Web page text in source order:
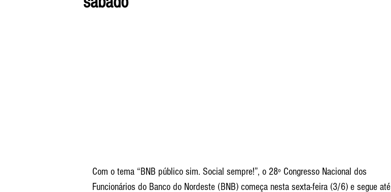
Com o tema “BNB público sim. Social sempre!”, o 28º Congresso Nacional dos
Funcionários do Banco do Nordeste (BNB) começa nesta sexta-feira (3/6) e segue até